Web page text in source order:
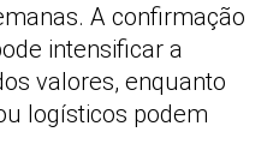
A confirmação
intensificar a
valores, enquanto
logísticos podem